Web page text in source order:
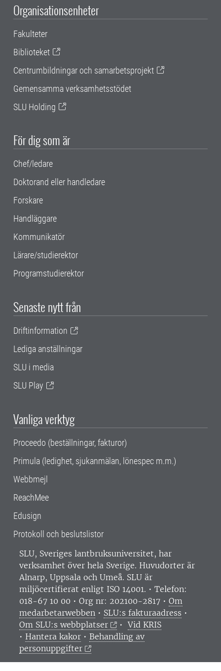
Organisationsenheter
Fakulteter
Biblioteket
Centrumbildningar och samarbetsprojekt
Gemensamma verksamhetsstödet
SLU Holding
För dig som är
Chef/ledare
Doktorand eller handledare
Forskare
Handläggare
Kommunikatör
Lärare/studierektor
Programstudierektor
Senaste nytt från
Driftinformation
Lediga anställningar
SLU i media
SLU Play
Vanliga verktyg
Proceedo (beställningar, fakturor)
Primula (ledighet, sjukanmälan, lönespec m.m.)
Webbmejl
ReachMee
Edusign
Protokoll och beslutslistor
SLU, Sveriges lantbruksuniversitet, har
verksamhet över hela Sverige. Huvudorter är
Alnarp, Uppsala och Umeå. SLU är
miljöcertifierat enligt ISO 14001. • Telefon:
018-67 10 00 • Org nr: 202100-2817 • Om
medarbetarwebben • SLU:s fakturaadress •
Om SLU:s webbplatser
•Vid KRIS
• Hantera kakor • Behandling av
personuppgifter